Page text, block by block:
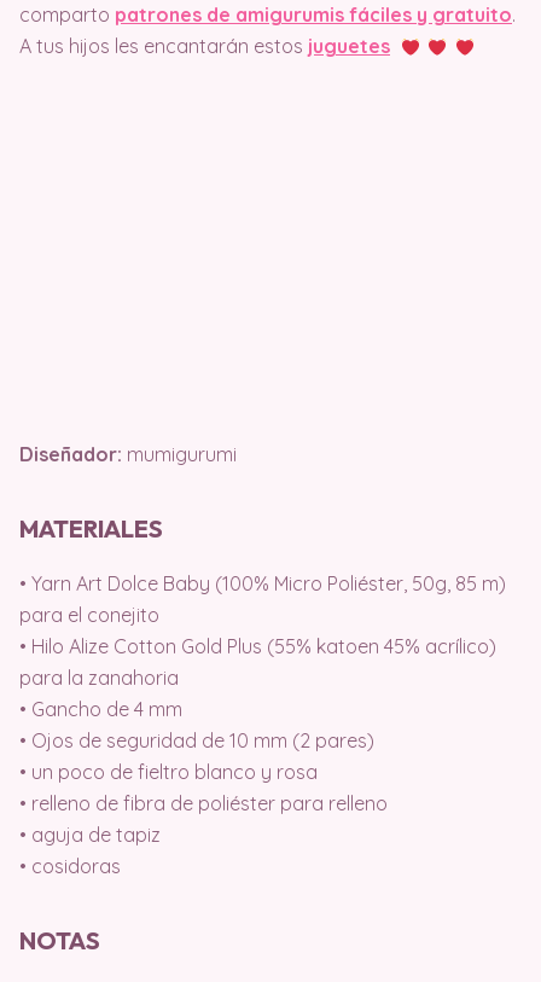
comparto patrones de amigurumis fáciles y gratuito.
A tus hijos les encantarán estos juguetes
Diseñador: mumigurumi
MATERIALES
• Yarn Art Dolce Baby (100% Micro Poliéster, 50g, 85 m)
para el conejito
• Hilo Alize Cotton Gold Plus (55% katoen 45% acrílico)
para la zanahoria
• Gancho de 4 mm
• Ojos de seguridad de 10 mm (2 pares)
• un poco de fieltro blanco y rosa
• relleno de fibra de poliéster para relleno
• aguja de tapiz
• cosidoras
NOTAS